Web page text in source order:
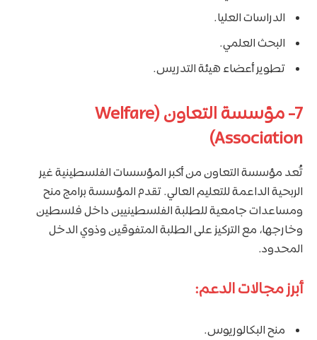
الدراسات العليا.
البحث العلمي.
تطوير أعضاء هيئة التدريس.
7- مؤسسة التعاون (Welfare
Association)
تُعد مؤسسة التعاون من أكبر المؤسسات الفلسطينية غير
الربحية الداعمة للتعليم العالي. تقدم المؤسسة برامج منح
ومساعدات جامعية للطلبة الفلسطينيين داخل فلسطين
وخارجها، مع التركيز على الطلبة المتفوقين وذوي الدخل
المحدود.
أبرز مجالات الدعم:
منح البكالوريوس.